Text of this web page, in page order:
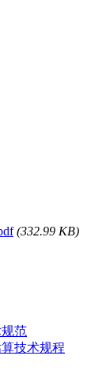
(332.99 KB)
范
技术规程